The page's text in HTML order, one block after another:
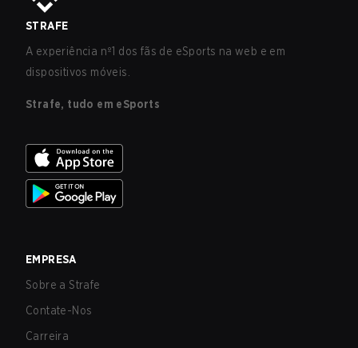
STRAFE
A experiência nº1 dos fãs de eSports na web e em
dispositivos móveis.
Strafe, tudo em eSports
EMPRESA
Sobre a Strafe
Contate-Nos
Carreira